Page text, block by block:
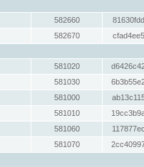
582660
582670
581020
581030
581000
581010
581060
581070